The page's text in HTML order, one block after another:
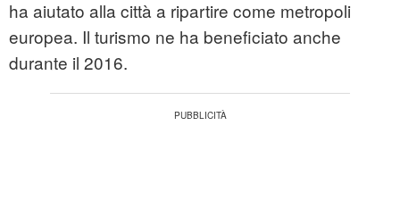
ha aiutato alla città a ripartire come metropoli
europea. Il turismo ne ha beneficiato anche
durante il 2016.